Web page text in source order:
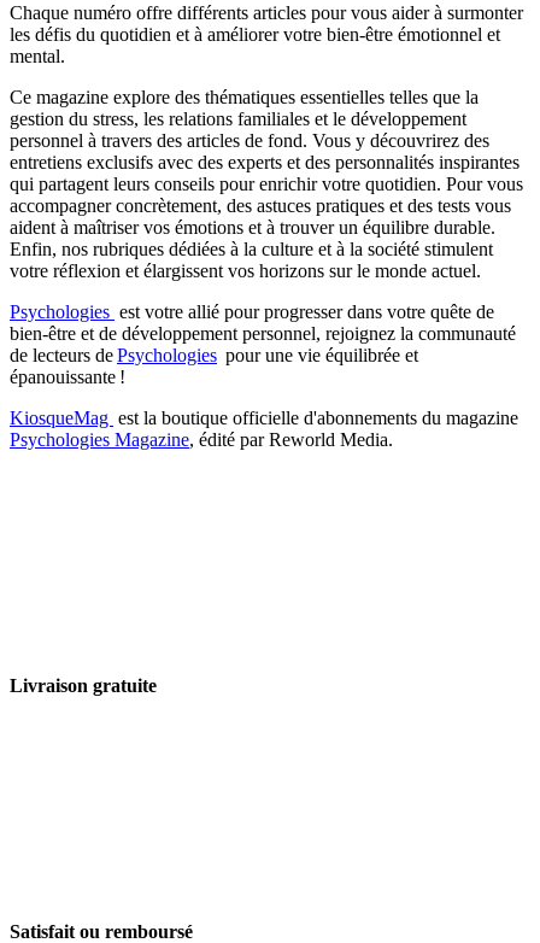
Chaque numéro offre différents articles pour vous aider à surmonter
les défis du quotidien et à améliorer votre bien-être émotionnel et
mental.
Ce magazine explore des thématiques essentielles telles que la
gestion du stress, les relations familiales et le développement
personnel à travers des articles de fond. Vous y découvrirez des
entretiens exclusifs avec des experts et des personnalités inspirantes
qui partagent leurs conseils pour enrichir votre quotidien. Pour vous
accompagner concrètement, des astuces pratiques et des tests vous
aident à maîtriser vos émotions et à trouver un équilibre durable.
Enfin, nos rubriques dédiées à la culture et à la société stimulent
votre réflexion et élargissent vos horizons sur le monde actuel.
Psychologies est votre allié pour progresser dans votre quête de
bien-être et de développement personnel, rejoignez la communauté
de lecteurs dePsychologies pour une vie équilibrée et
épanouissante !
KiosqueMag est la boutique officielle d'abonnements du magazine
Psychologies Magazine, édité par Reworld Media.
Livraison gratuite
Satisfait ou remboursé